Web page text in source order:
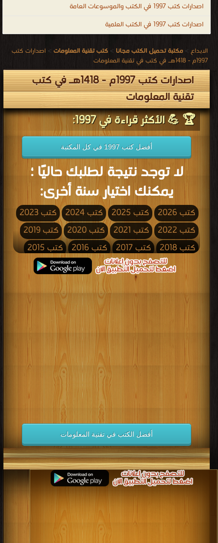
اصدارات كتب 1997 في الكتب والموسوعات العامة
اصدارات كتب 1997 في الكتب العلمية
الابداع > مكتبة تحميل الكتب مجانا > كتب تقنية المعلومات > اصدارات كتب
1997م - 1418هـ في كتب في تقنية المعلومات
اصدارات كتب 1997م - 1418هـ في كتب
تقنية المعلومات
🏆 💪 الأكثر قراءة في 1997:
أفضل كتب 1997 في كل المكتبة
لا توجد نتيجة لطلبك حاليًا ؛
يمكنك اختيار سنة أخرى:
كتب 2026 كتب 2025 كتب 2024
كتب 2023
كتب 2022
كتب 2021 كتب 2020
كتب 2019
كتب 2018
كتب 2017 كتب 2016
كتب 2015
كتب 2013 كتب 2012
كتب 2011
كتب 2009 كتب 2008
كتب 2006
كتب 2005 كتب 2004
كتب 2003
كتب 2000
كتب 1992
كتب 1991
كتب 1990
كتب 1989 كتب 1988
كتب 1987
كتب 1984
كتب 1983
كتب 1980
كتب 1979
كتب 1978
كتب 1977 كتب 1976
كتب 1975
كتب 1974
كتب 1973 كتب 1972
كتب 1971
كتب 1970
كتب 1969 كتب 1968
كتب 1967
كتب 1966
كتب 1965 كتب 1964
كتب 1963
كتب 1962
كتب 1961 كتب 1960
كتب 1959
كتب 1957
كتب 1952
كتب 1951
أفضل الكتب في تقنية المعلومات